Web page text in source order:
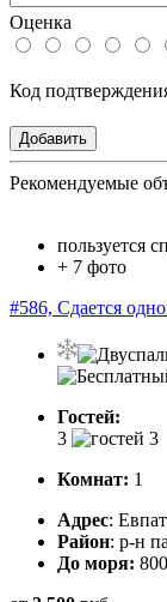
Оценка
Код
Рекомендуемые
пользуется
+ 7 фото
#586, Сдается
Гостей:
3
Комнат: 1
Адрес:
Район: р-н
До моря: